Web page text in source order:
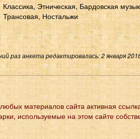
Классика, Этническая, Бардовская
Трансовая, Ностальжи
раз анкета редактировалась: 2 января
материалов сайта активная
используемые на этом сайте